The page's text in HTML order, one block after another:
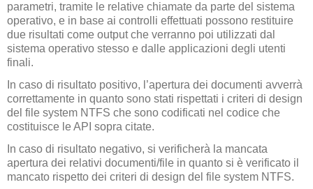
parametri, tramite le relative chiamate da parte del sistema
operativo, e in base ai controlli effettuati possono restituire
due risultati come output che verranno poi utilizzati dal
sistema operativo stesso e dalle applicazioni degli utenti
finali.
In caso di risultato positivo, l’apertura dei documenti avverrà
correttamente in quanto sono stati rispettati i criteri di design
del file system NTFS che sono codificati nel codice che
costituisce le API sopra citate.
In caso di risultato negativo, si verificherà la mancata
apertura dei relativi documenti/file in quanto si è verificato il
mancato rispetto dei criteri di design del file system NTFS.